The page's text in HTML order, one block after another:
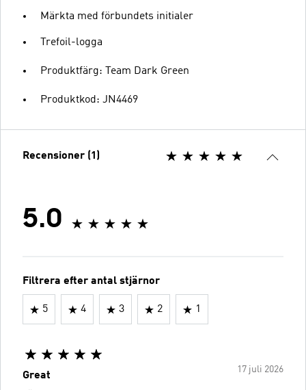
Märkta med förbundets initialer
Trefoil-logga
Produktfärg: Team Dark Green
Produktkod: JN4469
Recensioner (1)
5.0
Filtrera efter antal stjärnor
5 4 3 2 1
17 juli 2026
Great